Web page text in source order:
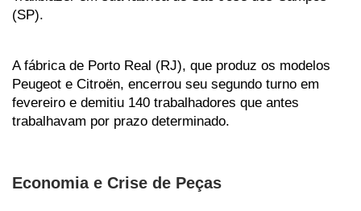
(SP).
A fábrica de Porto Real (RJ), que produz os modelos
Peugeot e Citroën, encerrou seu segundo turno em
fevereiro e demitiu 140 trabalhadores que antes
trabalhavam por prazo determinado.
Economia e Crise de Peças